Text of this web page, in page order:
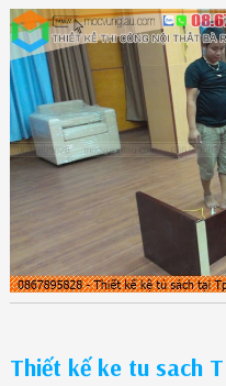
Thiết kế ke tu sach